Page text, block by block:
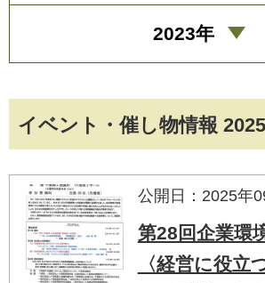
イベント・催し物情報
公開日：2025年
第28回企業環
〈経営に役立
2023年